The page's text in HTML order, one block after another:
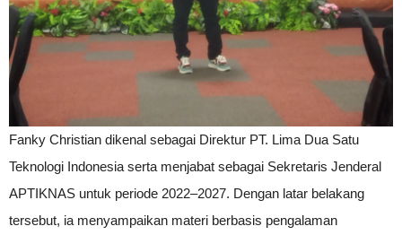
Fanky Christian dikenal sebagai Direktur PT. Lima Dua Satu
Teknologi Indonesia serta menjabat sebagai Sekretaris Jenderal
APTIKNAS untuk periode 2022–2027. Dengan latar belakang
tersebut, ia menyampaikan materi berbasis pengalaman